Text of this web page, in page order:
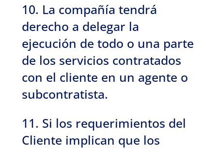
10. La compañía tendrá
derecho a delegar la
ejecución de todo o una parte
de los servicios contratados
con el cliente en un agente o
subcontratista.
11. Si los requerimientos del
Cliente implican que los